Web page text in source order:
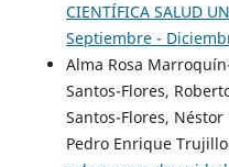
CIENTÍFICA SALUD
Septiembre -
Alma Rosa
Santos-Flores,
Santos-Flores,
Pedro Enrique